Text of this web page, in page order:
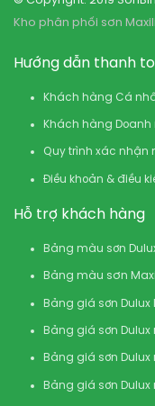
Kho phân phối sơn
Hướng dẫn thanh
Khách hàng Cá
Khách hàng
Quy trình xác nhận
Điều khoản & điều
Hỗ trợ khách hàng
Bảng màu sơn
Bảng màu sơn
Bảng giá sơn Dulux
Bảng giá sơn Dulux
Bảng giá sơn Dulux
Bảng giá sơn Dulux